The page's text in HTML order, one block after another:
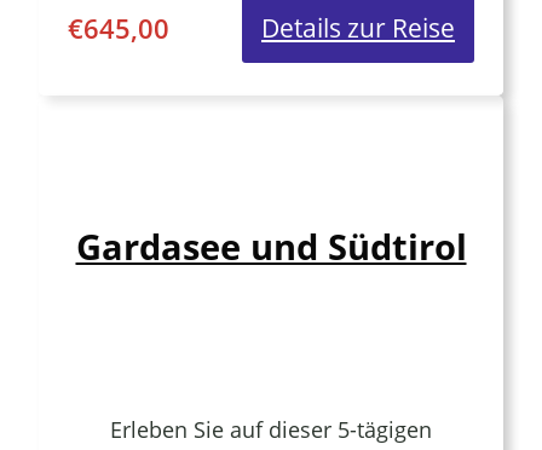
€645,00 Details zur Reise
Die
Rot
Gardasee und Südtirol
Erleben Sie auf dieser 5-tägigen